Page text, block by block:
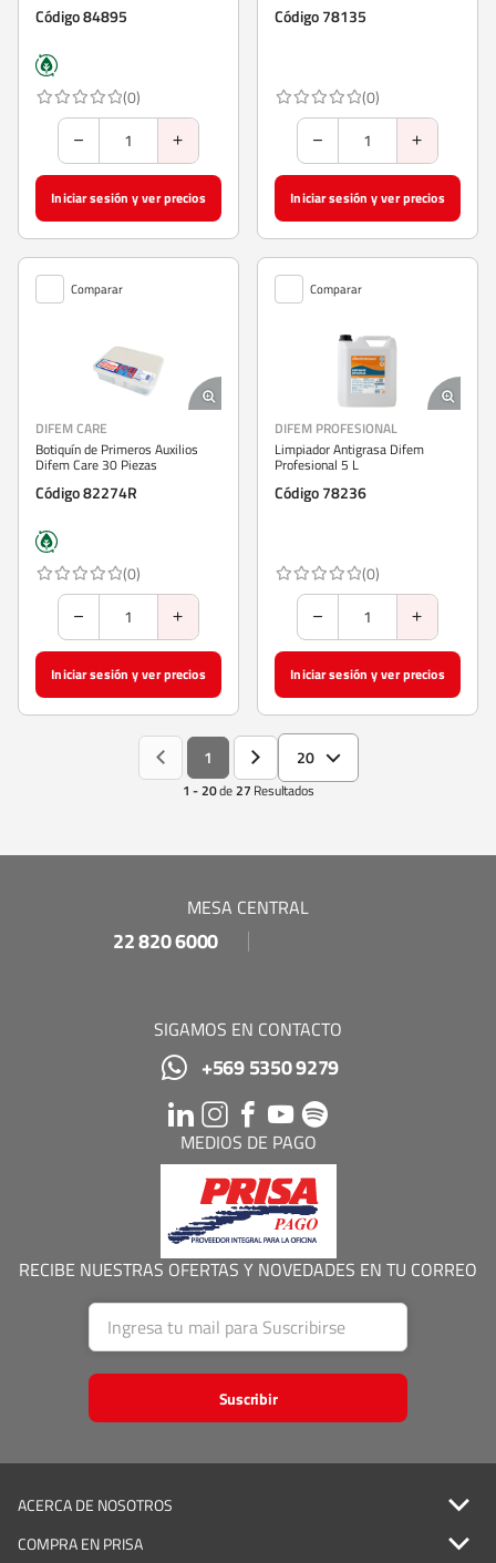
Código 84895
(0)
Iniciar sesión y ver precios
Código 78135
(0)
Iniciar sesión y ver precios
Comparar
DIFEM CARE
Botiquín de Primeros Auxilios
Difem Care 30 Piezas
Código 82274R
(0)
Iniciar sesión y ver precios
Comparar
DIFEM PROFESIONAL
Limpiador Antigrasa Difem
Profesional 5 L
Código 78236
(0)
Iniciar sesión y ver precios
1 - 20de27 Resultados
1 20
MESA CENTRAL
22 820 6000
SIGAMOS EN CONTACTO
+569 5350 9279
MEDIOS DE PAGO
RECIBE NUESTRAS OFERTAS Y NOVEDADES EN TU CORREO
Suscribir
ACERCA DE NOSOTROS
COMPRA EN PRISA